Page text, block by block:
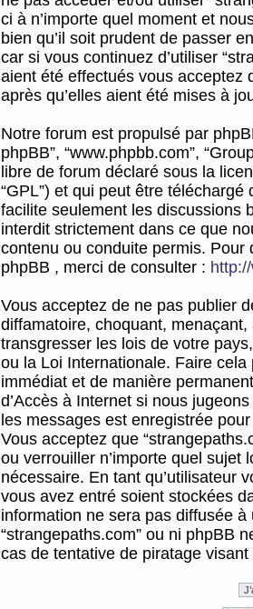
ci à n’importe quel moment et
bien qu’il soit prudent de passer
car si vous continuez d’utiliser
aient été effectués vous acceptez
après qu’elles aient été mises à
Notre forum est propulsé par
phpBB”, “www.phpbb.com”,
libre de forum déclaré sous la
“GPL”) et qui peut être téléchargé
facilite seulement les discussions
interdit strictement dans ce que
contenu ou conduite permis.
phpBB , merci de consulter :
Vous acceptez de ne pas publier
diffamatoire, choquant,
transgresser les lois de votre
ou la Loi Internationale. Faire
immédiat et de manière
d’Accès à Internet si nous
les messages est enregistrée
Vous acceptez que
ou verrouiller n’importe quel sujet
nécessaire. En tant qu’utilisateur
vous avez entré soient stockées
information ne sera pas diffusée
“strangepaths.com” ou ni phpBB
cas de tentative de piratage